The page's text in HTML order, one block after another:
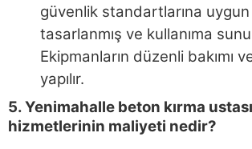
güvenlik standartlarına
tasarlanmış ve kullanıma
Ekipmanların düzenli bakımı
yapılır.
5. Yenimahalle beton kırma ustası
hizmetlerinin maliyeti nedir?